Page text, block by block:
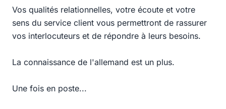
Vos qualités relationnelles, votre écoute et votre
sens du service client vous permettront de rassurer
vos interlocuteurs et de répondre à leurs besoins.
La connaissance de l'allemand est un plus.
Une fois en poste...